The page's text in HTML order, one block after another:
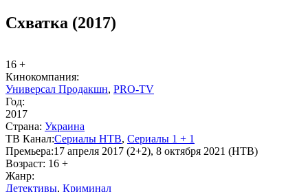
Схватка (2017)
16 +
Ки­но­ком­па­ния:
Универсал Продакшн, PRO-TV
Год:
2017
Стра­на: Ук­раи­на
ТВ Ка­нал:Се­риа­лы НТВ, Се­риа­лы 1 + 1
Пре­мье­ра:17 апреля 2017 (2+2), 8 октября 2021 (НТВ)
Воз­раст: 16 +
Жанр:
Де­тек­ти­вы, Кри­ми­нал